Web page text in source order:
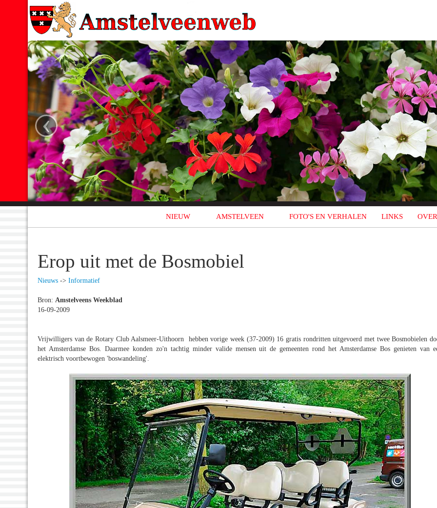
‹
NIEUW AMSTELVEEN FOTO'S EN VERHALEN LINKS
Erop uit met de Bosmobiel
Nieuws -> Informatief
Bron: Amstelveens Weekblad
16-09-2009
Vrijwilligers van de Rotary Club Aalsmeer-Uithoorn hebben vorige week (37-2009) 16 gratis rondritten uitgevoerd met twee Bosmobielen
het Amsterdamse Bos. Daarmee konden zo'n tachtig minder valide mensen uit de gemeenten rond het Amsterdamse Bos genieten van
elektrisch voortbewogen 'boswandeling'.